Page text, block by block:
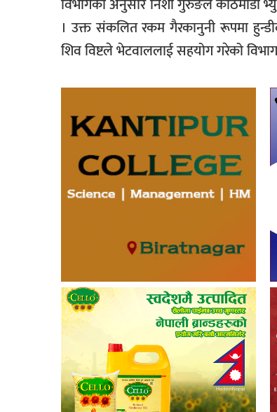
विभागका अनुसार निशा गुरुङले काठमाडौं
। उक्त संकलित रकम गैरकानुनी रूपमा
शिव विष्टले भेटवाललाई सहयोग गरेको